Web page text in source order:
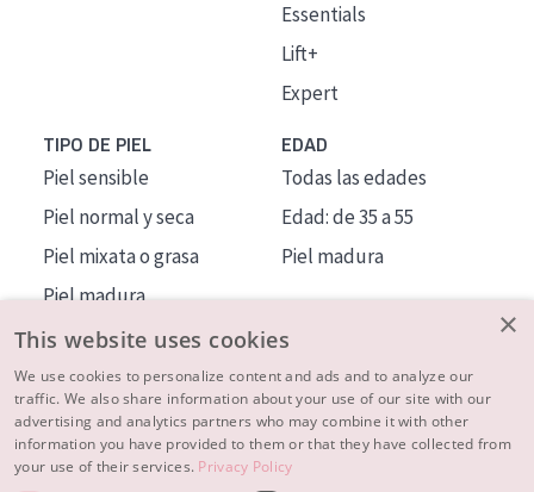
Essentials
Lift+
Expert
TIPO DE PIEL
Piel sensible
Piel normal y seca
Piel mixata o grasa
Piel madura
Piel expuesta al sol
Piel menopáusica
EDAD
Todas las edades
Edad: de 35 a 55
Piel madura
MÁS SOBRE NOSOTROS
INSPIRACIÓN
×
This website uses cookies
We use cookies to personalize content and ads and to analyze our
traffic. We also share information about your use of our site with our
advertising and analytics partners who may combine it with other
information you have provided to them or that they have collected from
your use of their services. Privacy Policy